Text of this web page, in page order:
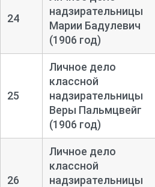
24
надзирательницы
Марии Бадулевич
(1906 год)
25
Личное дело
классной
надзирательницы
Веры Пальмцвейг
(1906 год)
26
Личное дело
классной
надзирательницы